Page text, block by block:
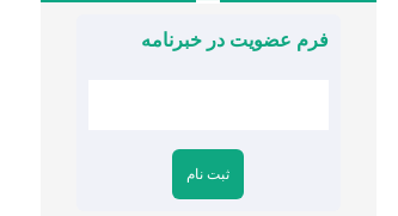
فرم عضویت در خبرنامه